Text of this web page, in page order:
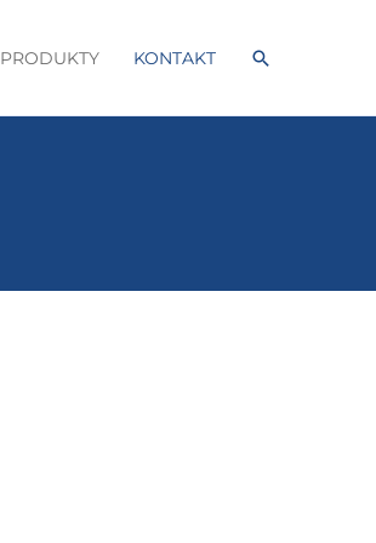
PRODUKTY KONTAKT Hľadať